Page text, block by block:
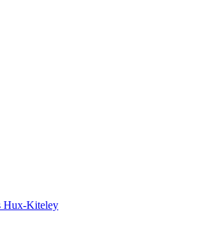
Hux-Kiteley